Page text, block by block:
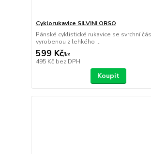
Cyklorukavice SILVINI ORSO
Pánské cyklistické rukavice se svrchní
vyrobenou z lehkého ...
599 Kč/ks
495 Kč bez DPH
Koupit